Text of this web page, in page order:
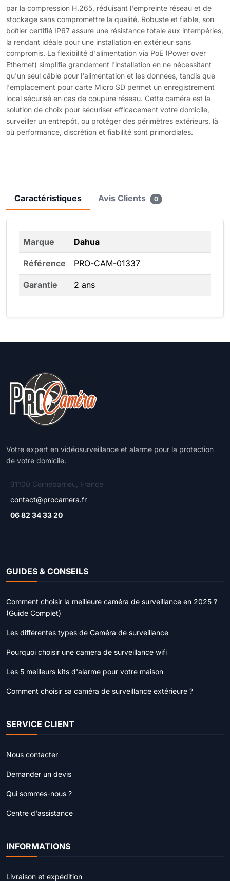
par la compression H.265, réduisant l'empreinte réseau et de
stockage sans compromettre la qualité. Robuste et fiable, son
boîtier certifié IP67 assure une résistance totale aux intempéries,
la rendant idéale pour une installation en extérieur sans
compromis. La flexibilité d'alimentation via PoE (Power over
Ethernet) simplifie grandement l'installation en ne nécessitant
qu'un seul câble pour l'alimentation et les données, tandis que
l'emplacement pour carte Micro SD permet un enregistrement
local sécurisé en cas de coupure réseau. Cette caméra est la
solution de choix pour sécuriser efficacement votre domicile,
surveiller un entrepôt, ou protéger des périmètres extérieurs, là
où performance, discrétion et fiabilité sont primordiales.
Caractéristiques Avis Clients 0
Marque Dahua
Référence PRO-CAM-01337
Garantie 2 ans
Votre expert en vidéosurveillance et alarme pour la protection
de votre domicile.
31100 Cornebarrieu, France
contact@procamera.fr
06 82 34 33 20
GUIDES & CONSEILS
Comment choisir la meilleure caméra de surveillance en 2025 ?
(Guide Complet)
Les différentes types de Caméra de surveillance
Pourquoi choisir une camera de surveillance wifi
Les 5 meilleurs kits d'alarme pour votre maison
Comment choisir sa caméra de surveillance extérieure ?
SERVICE CLIENT
Nous contacter
Demander un devis
Qui sommes-nous ?
Centre d'assistance
INFORMATIONS
Livraison et expédition